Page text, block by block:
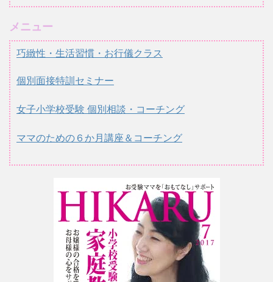
メニュー
巧緻性・生活習慣・お行儀クラス
個別面接特訓セミナー
女子小学校受験 個別相談・コーチング
ママのための６か月講座＆コーチング